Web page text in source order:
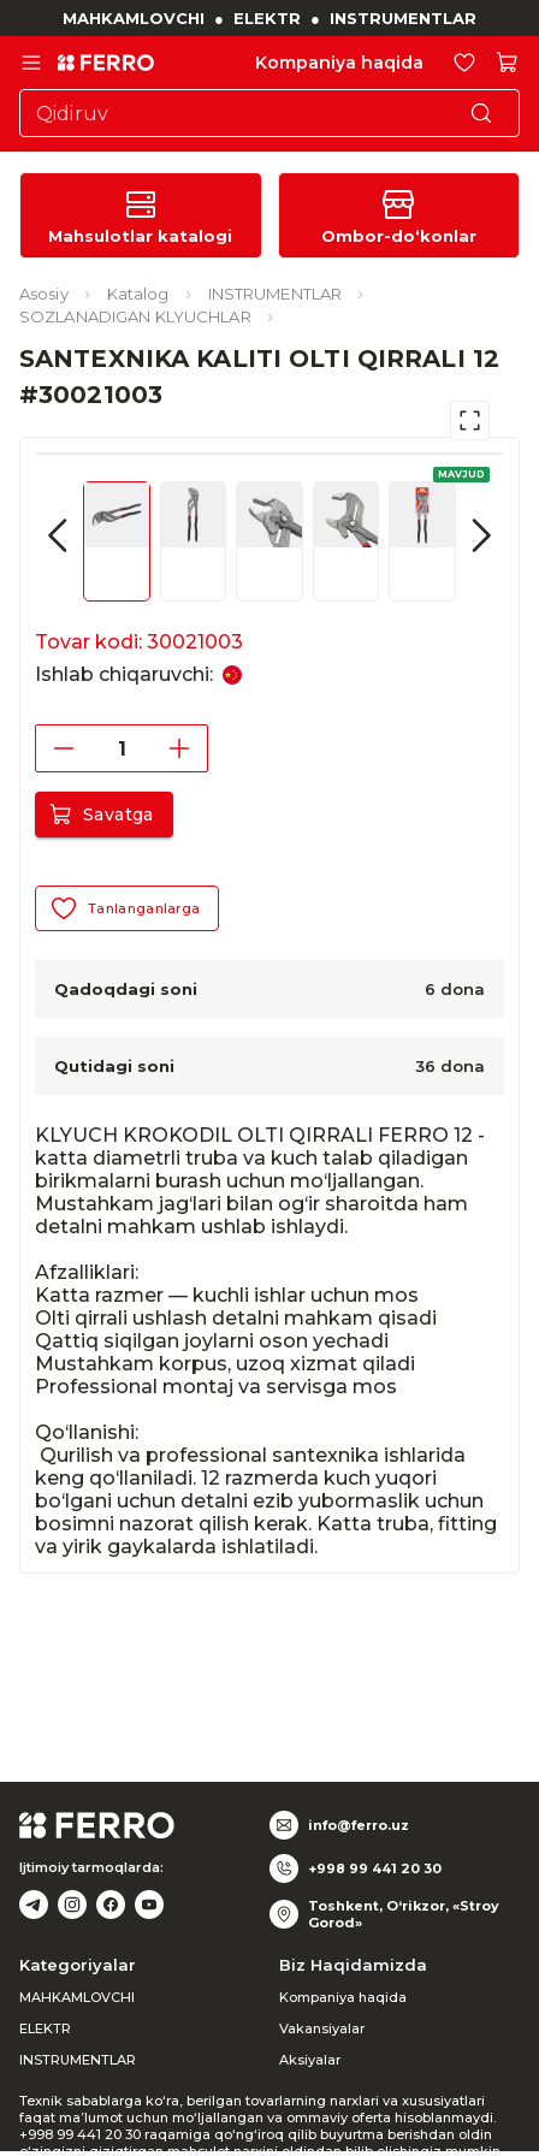
MAHKAMLOVCHI ● ELEKTR ● INSTRUMENTLAR
Kompaniya haqida
Mahsulotlar katalogi Ombor-do‘konlar
Asosiy Katalog
INSTRUMENTLAR
SOZLANADIGAN KLYUCHLAR
SANTEXNIKA KALITI OLTI QIRRALI 12
#30021003
MAVJUD
Tovar kodi: 30021003
Ishlab chiqaruvchi:
Savatga
Tanlanganlarga
Qadoqdagi soni 6 dona
Qutidagi soni 36 dona
KLYUCH KROKODIL OLTI QIRRALI FERRO 12 -
katta diametrli truba va kuch talab qiladigan
birikmalarni burash uchun mo‘ljallangan.
Mustahkam jag‘lari bilan og‘ir sharoitda ham
detalni mahkam ushlab ishlaydi.
Afzalliklari:
Katta razmer — kuchli ishlar uchun mos
Olti qirrali ushlash detalni mahkam qisadi
Qattiq siqilgan joylarni oson yechadi
Mustahkam korpus, uzoq xizmat qiladi
Professional montaj va servisga mos
Qo‘llanishi:
keng qo‘llaniladi. 12 razmerda kuch yuqori
bo‘lgani uchun detalni ezib yubormaslik uchun
bosimni nazorat qilish kerak. Katta truba, fitting
va yirik gaykalarda ishlatiladi.
Ijtimoiy tarmoqlarda:
info@ferro.uz
+998 99 441 20 30
Toshkent, O‘rikzor, «Stroy
Gorod»
Kategoriyalar
MAHKAMLOVCHI
ELEKTR
INSTRUMENTLAR
Biz Haqidamizda
Kompaniya haqida
Vakansiyalar
Aksiyalar
Texnik sabablarga ko‘ra, berilgan tovarlarning narxlari va xususiyatlari
faqat ma’lumot uchun mo‘ljallangan va ommaviy oferta hisoblanmaydi.
+998 99 441 20 30 raqamiga qo‘ng‘iroq qilib buyurtma berishdan oldin
o‘zingizni qiziqtirgan mahsulot narxini oldindan bilib olishingiz mumkin.